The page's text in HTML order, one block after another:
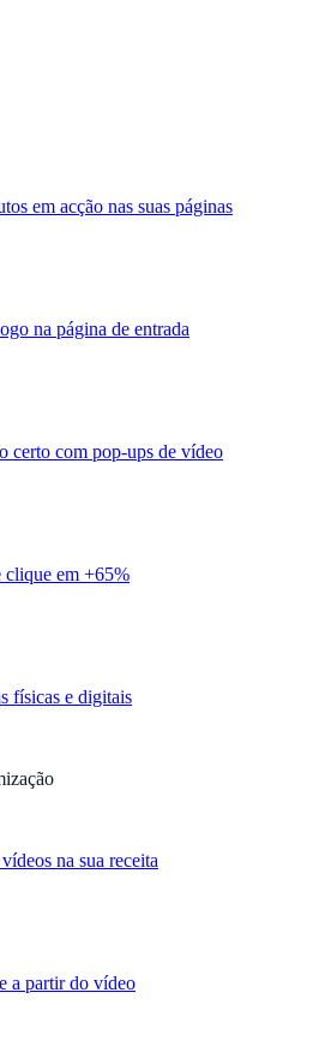
em acção nas suas páginas
na página de entrada
certo com pop-ups de vídeo
clique em +65%
físicas e digitais
na sua receita
a partir do vídeo